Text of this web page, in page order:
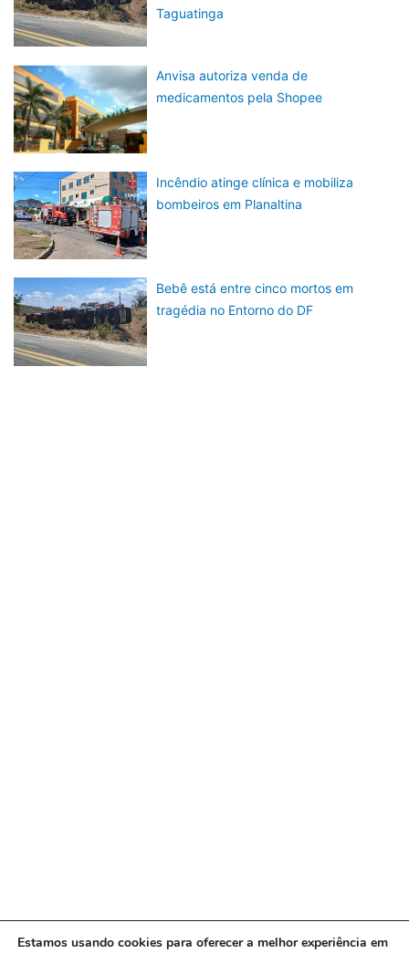
Taguatinga
Anvisa autoriza venda de
medicamentos pela Shopee
Incêndio atinge clínica e mobiliza
bombeiros em Planaltina
Bebê está entre cinco mortos em
tragédia no Entorno do DF
Estamos usando cookies para oferecer a melhor experiência em